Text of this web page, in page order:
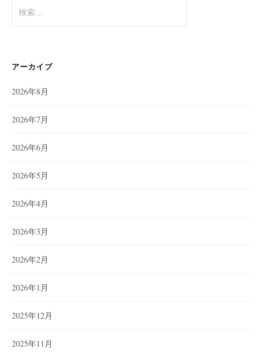
索:
アーカイブ
2026年8月
2026年7月
2026年6月
2026年5月
2026年4月
2026年3月
2026年2月
2026年1月
2025年12月
2025年11月